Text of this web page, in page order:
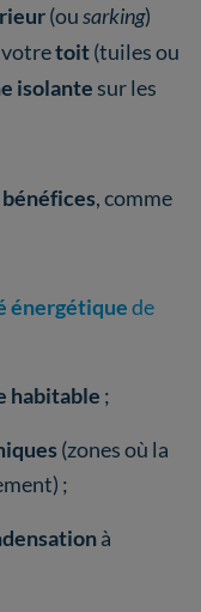
(ousarking)
toit(tuiles ou
isolante sur les
bénéfices, comme
énergétiquede
habitable ;
(zones où la
;
à